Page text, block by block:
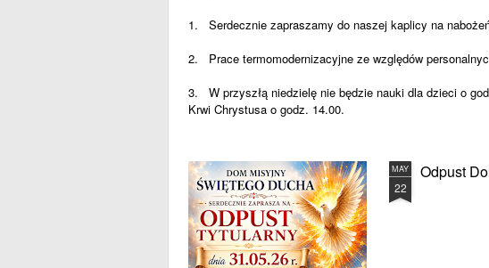
1. Serdecznie zapraszamy do naszej kaplicy na
2. Prace termomodernizacyjne ze względów
3. W przyszłą niedzielę nie będzie nauki dla dzieci o
Krwi Chrystusa o godz. 14.00.
Poniedziałek
15.06.26 r.
18.00
MAY
22
Odpust